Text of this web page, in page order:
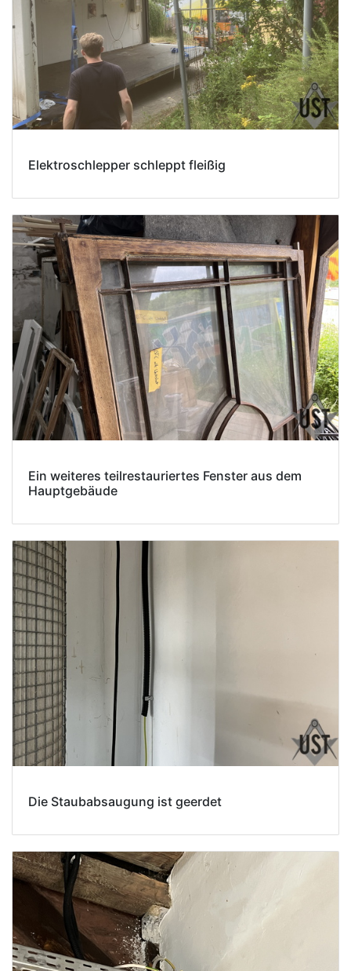
Elektroschlepper schleppt fleißig
Ein weiteres teilrestauriertes Fenster aus dem
Hauptgebäude
Die Staubabsaugung ist geerdet